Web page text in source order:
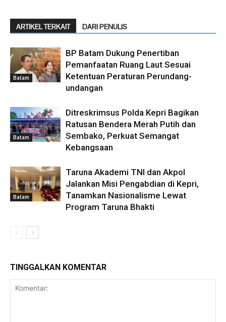
ARTIKEL TERKAIT DARI PENULIS
Batam
BP Batam Dukung Penertiban
Pemanfaatan Ruang Laut Sesuai
Ketentuan Peraturan Perundang-
undangan
Batam
Ditreskrimsus Polda Kepri Bagikan
Ratusan Bendera Merah Putih dan
Sembako, Perkuat Semangat
Kebangsaan
Batam
Taruna Akademi TNI dan Akpol
Jalankan Misi Pengabdian di Kepri,
Tanamkan Nasionalisme Lewat
Program Taruna Bhakti
TINGGALKAN KOMENTAR